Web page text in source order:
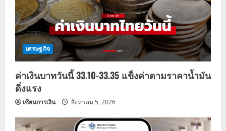
t
i
o
n
เศรษฐกิจ
ค่าเงินบาทวันนี้ 33.10-33.35 แข็งค่าตามราคาน้ำมัน
ดิ่งแรง
เซียนการเงิน สิงหาคม 5, 2026